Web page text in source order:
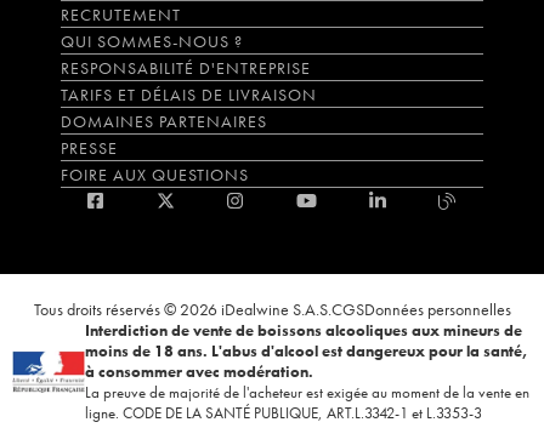
RECRUTEMENT
QUI SOMMES-NOUS ?
RESPONSABILITÉ D'ENTREPRISE
TARIFS ET DÉLAIS DE LIVRAISON
DOMAINES PARTENAIRES
PRESSE
FOIRE AUX QUESTIONS
Tous droits réservés © 2026 iDealwine S.A.S.CGSDonnées personnelles
Interdiction de vente de boissons alcooliques aux mineurs de
moins de 18 ans. L'abus d'alcool est dangereux pour la santé,
à consommer avec modération.
La preuve de majorité de l'acheteur est exigée au moment de la vente en
ligne. CODE DE LA SANTÉ PUBLIQUE, ART.L.3342-1 et L.3353-3